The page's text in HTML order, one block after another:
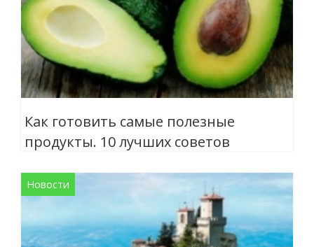
Как готовить самые полезные
продукты. 10 лучших советов
Новости